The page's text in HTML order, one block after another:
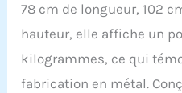
78 cm de longueur, 102
hauteur, elle affiche un
kilogrammes, ce qui
fabrication en métal.